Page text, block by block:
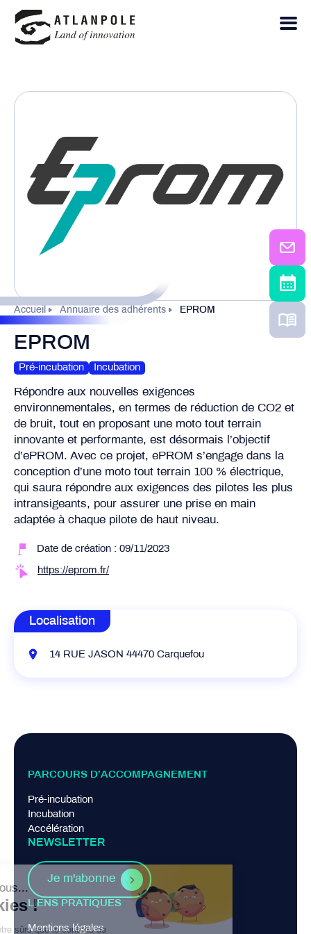
Accueil Annuaire des adhérents EPROM
EPROM
Pré-incubation Incubation
Répondre aux nouvelles exigences
environnementales, en termes de réduction de CO2 et
de bruit, tout en proposant une moto tout terrain
innovante et performante, est désormais l’objectif
d’ePROM. Avec ce projet, ePROM s’engage dans la
conception d’une moto tout terrain 100 % électrique,
qui saura répondre aux exigences des pilotes les plus
intransigeants, pour assurer une prise en main
adaptée à chaque pilote de haut niveau.
Date de création : 09/11/2023
https://eprom.fr/
Localisation
14 RUE JASON 44470 Carquefou
PARCOURS D’ACCOMPAGNEMENT
Pré-incubation
Incubation
Accélération
NEWSLETTER
Je m'abonne
LIENS PRATIQUES
Mentions légales